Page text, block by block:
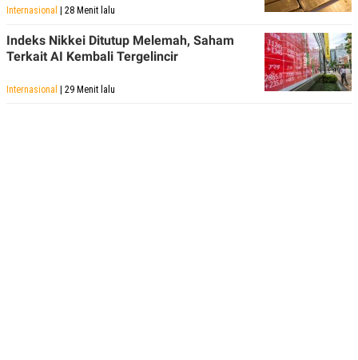
Internasional | 28 Menit lalu
Indeks Nikkei Ditutup Melemah, Saham
Terkait AI Kembali Tergelincir
Internasional | 29 Menit lalu